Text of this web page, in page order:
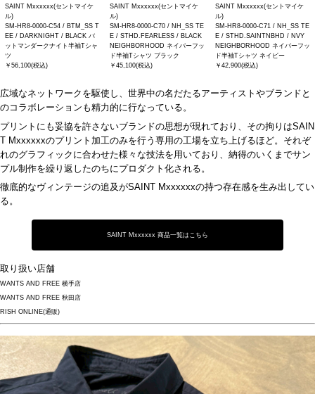
SAINT Mxxxxxx(セントマイケ
ル)
SM-HR8-0000-C54 / BTM_SS T
EE / DARKNIGHT / BLACK バ
ットマンダークナイト半袖Tシャ
ツ
￥56,100(税込)
SAINT Mxxxxxx(セントマイケ
ル)
SM-HR8-0000-C70 / NH_SS TE
E / STHD.FEARLESS / BLACK
NEIGHBORHOOD ネイバーフッ
ド半袖Tシャツ ブラック
￥45,100(税込)
SAINT Mxxxxxx(セントマイケ
ル)
SM-HR8-0000-C71 / NH_SS TE
E / STHD.SAINTNBHD / NVY
NEIGHBORHOOD ネイバーフッ
ド半袖Tシャツ ネイビー
￥42,900(税込)
広域なネットワークを駆使し、世界中の名だたるアーティストやブランドと
のコラボレーションも精力的に行なっている。
プリントにも妥協を許さないブランドの思想が現れており、その拘りはSAIN
T Mxxxxxxのプリント加工のみを行う専用の工場を立ち上げるほど。それぞ
れのグラフィックに合わせた様々な技法を用いており、納得のいくまでサン
プル制作を繰り返したのちにプロダクト化される。
徹底的なヴィンテージの追及がSAINT Mxxxxxxの持つ存在感を生み出してい
る。
SAINT Mxxxxxx 商品一覧はこちら
取り扱い店舗
WANTS AND FREE 横手店
WANTS AND FREE 秋田店
RISH ONLINE(通販)